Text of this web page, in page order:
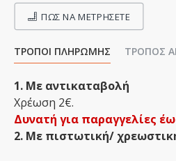
ΠΩΣ ΝΑ ΜΕΤΡΉΣΕΤΕ
ΤΡΌΠΟΙ ΠΛΗΡΩΜΉΣ ΤΡΌΠΟΣ
1. Με αντικαταβολή
Χρέωση 2€.
Δυνατή για παραγγελίες
2. Με πιστωτική/